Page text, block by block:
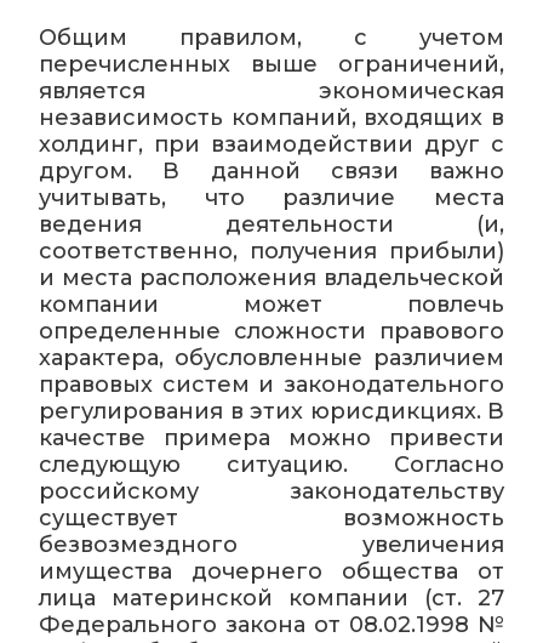
Общим правилом, с учетом
перечисленных выше ограничений,
является экономическая
независимость компаний, входящих в
холдинг, при взаимодействии друг с
другом. В данной связи важно
учитывать, что различие места
ведения деятельности (и,
соответственно, получения прибыли)
и места расположения владельческой
компании может повлечь
определенные сложности правового
характера, обусловленные различием
правовых систем и законодательного
регулирования в этих юрисдикциях. В
качестве примера можно привести
следующую ситуацию. Согласно
российскому законодательству
существует возможность
безвозмездного увеличения
имущества дочернего общества от
лица материнской компании (ст. 27
Федерального закона от 08.02.1998 №